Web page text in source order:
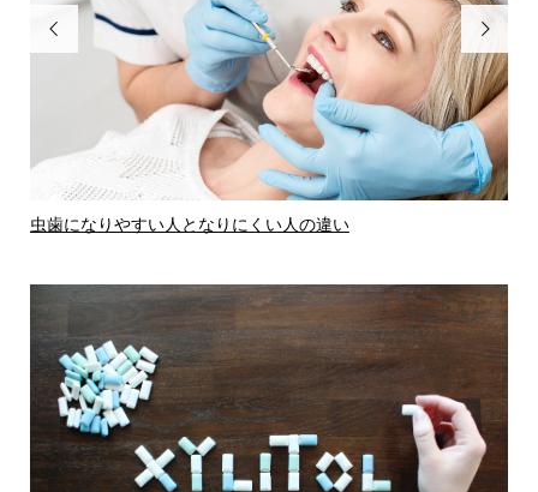

虫歯になりやすい人となりにくい人の違い
